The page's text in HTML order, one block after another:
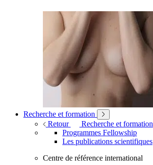
Recherche et formation
Retour
Recherche et formation
Programmes Fellowship
Les publications scientifiques
Centre de référence international